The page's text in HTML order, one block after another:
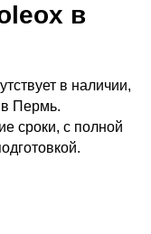
в
в наличии,
в Пермь.
сроки, с полной